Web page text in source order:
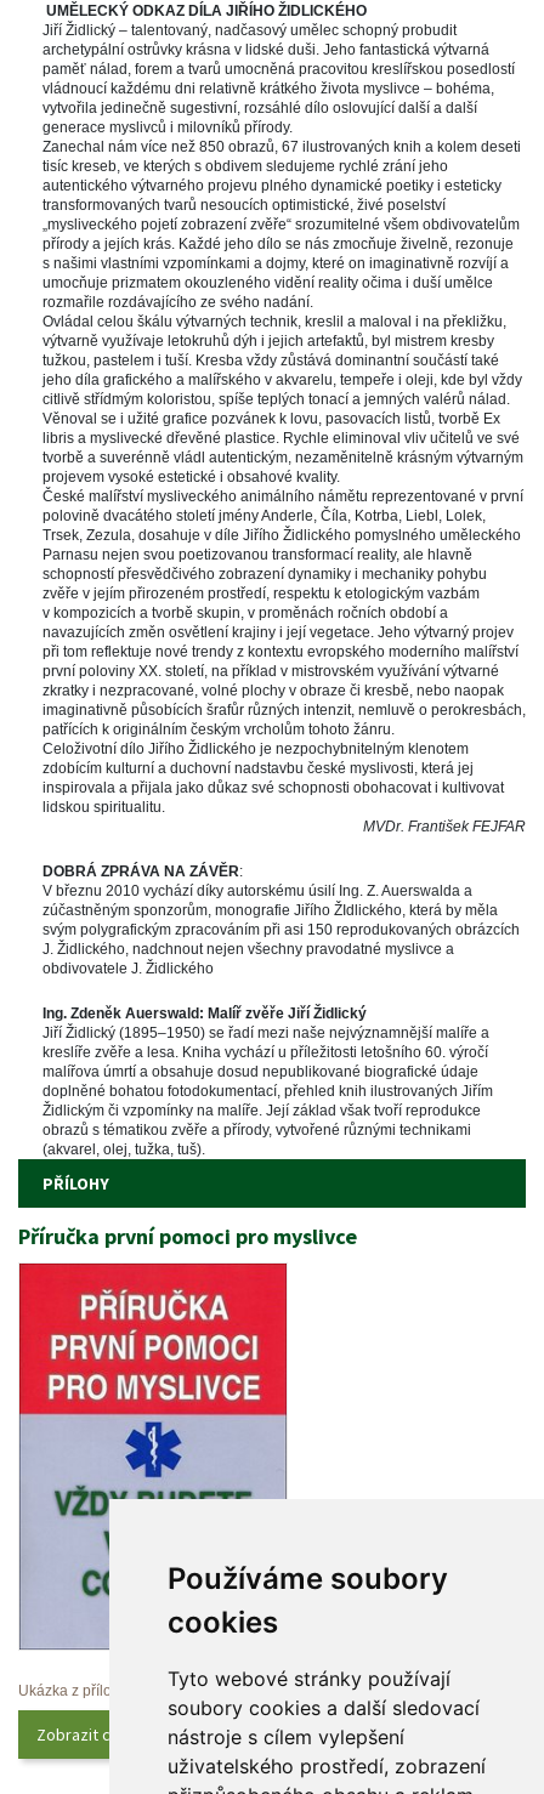
Používáme soubory
cookie
Tyto webové stránky používají
oubory cookies a další sledovací
nástroje s cílem vylepšení
uživatelského prostředí, zobrazení
UMĚLECKÝ ODKAZ DÍLA JIŘÍHO ŽIDLICKÉHO
Jiří Židlický – talentovaný, nadčasový umělec schopný probudit
archetypální ostrůvky krásna v lidské duši. Jeho fantastická výtvarná
paměť nálad, forem a tvarů umocněná pracovitou kreslířskou posedlostí
vládnoucí každému dni relativně krátkého života myslivce – bohéma,
vytvořila jedinečně sugestivní, rozsáhlé dílo oslovující další a další
generace myslivců i milovníků přírody.
Zanechal nám více než 850 obrazů, 67 ilustrovaných knih a kolem deseti
tisíc kreseb, ve kterých s obdivem sledujeme rychlé zrání jeho
autentického výtvarného projevu plného dynamické poetiky i esteticky
transformovaných tvarů nesoucích optimistické, živé poselství
„mysliveckého pojetí zobrazení zvěře“ srozumitelné všem obdivovatelům
přírody a jejích krás. Každé jeho dílo se nás zmocňuje živelně, rezonuje
našimi vlastními vzpomínkami a dojmy, které on imaginativně rozvíjí a
umocňuje prizmatem okouzleného vidění reality očima i duší umělce
rozmařile rozdávajícího ze svého nadání.
Ovládal celou škálu výtvarných technik, kreslil a maloval i na překližku,
výtvarně využívaje letokruhů dýh i jejich artefaktů, byl mistrem kresby
tužkou, pastelem i tuší. Kresba vždy zůstává dominantní součástí také
jeho díla grafického a malířského v akvarelu, tempeře i oleji, kde byl vždy
citlivě střídmým koloristou, spíše teplých tonací a jemných valérů nálad.
Věnoval se i užité grafice pozvánek k lovu, pasovacích listů, tvorbě Ex
libris a myslivecké dřevěné plastice. Rychle eliminoval vliv učitelů ve své
tvorbě a suverénně vládl autentickým, nezaměnitelně krásným výtvarným
projevem vysoké estetické i obsahové kvality.
České malířství mysliveckého animálního námětu reprezentované v první
polovině dvacátého století jmény Anderle, Číla, Kotrba, Liebl, Lolek,
Trsek, Zezula, dosahuje v díle Jiřího Židlického pomyslného uměleckého
Parnasu nejen svou poetizovanou transformací reality, ale hlavně
chopností přesvědčivého zobrazení dynamiky i mechaniky pohybu
zvěře v jejím přirozeném prostředí, respektu k etologickým vazbám
v kompozicích a tvorbě skupin, v proměnách ročních období a
navazujících změn osvětlení krajiny i její vegetace. Jeho výtvarný projev
při tom reflektuje nové trendy z kontextu evropského moderního malířství
první poloviny XX. století, na příklad v mistrovském využívání výtvarné
zkratky i nezpracované, volné plochy v obraze či kresbě, nebo naopak
imaginativně působících šrafůr různých intenzit, nemluvě o perokresbách,
patřících k originálním českým vrcholům tohoto žánru.
Celoživotní dílo Jiřího Židlického je nezpochybnitelným klenotem
zdobícím kulturní a duchovní nadstavbu české myslivosti, která jej
inspirovala a přijala jako důkaz své schopnosti obohacovat i kultivovat
lidskou spiritualitu.
MVDr. František FEJFAR
DOBRÁ ZPRÁVA NA ZÁVĚR:
V březnu 2010 vychází díky autorskému úsilí Ing. Z. Auerswalda a
zúčastněným sponzorům, monografie Jiřího ŽIdlického, která by měla
vým polygrafickým zpracováním při asi 150 reprodukovaných obrázcích
J. Židlického, nadchnout nejen všechny pravodatné myslivce a
obdivovatele J. Židlického
Ing. Zdeněk Auerswald: Malíř zvěře Jiří Židlický
Jiří Židlický (1895–1950) se řadí mezi naše nejvýznamnější malíře a
kreslíře zvěře a lesa. Kniha vychází u příležitosti letošního 60. výročí
malířova úmrtí a obsahuje dosud nepublikované biografické údaje
doplněné bohatou fotodokumentací, přehled knih ilustrovaných Jiřím
Židlickým či vzpomínky na malíře. Její základ však tvoří reprodukce
obrazů s tématikou zvěře a přírody, vytvořené různými technikami
(akvarel, olej, tužka, tuš).
PŘÍLOHY
Příručka první pomoci pro myslivce
Ukázka z přílohy
Zobrazit celý obsah